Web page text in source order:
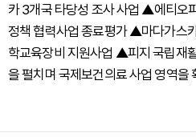
카 3개국 타당성 조사 사업 ▲에티오
정책 협력사업 종료평가 ▲마다가스
학교육장비 지원사업 ▲피지 국립재
을 펼치며 국제보건의료 사업 영역을